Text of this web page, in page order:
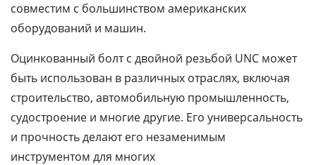
совместим с большинством американских
оборудований и машин.
Оцинкованный болт с двойной резьбой UNC может
быть использован в различных отраслях, включая
строительство, автомобильную промышленность,
судостроение и многие другие. Его универсальность
и прочность делают его незаменимым
инструментом для многих